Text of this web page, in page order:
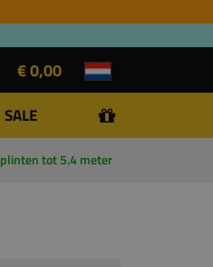
€ 0,00
SALE
plinten tot 5.4 meter